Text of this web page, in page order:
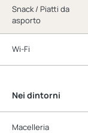
Snack / Piatti da
asporto
Wi-Fi
Nei dintorni
Macelleria